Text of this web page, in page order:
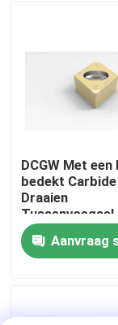
Contacteer ons
nieuws
Alle Gevallen
PCD-
DCGW Met een
bedekt
Draaien
Tussenvoegsel
Hard CBN
Aanvraag